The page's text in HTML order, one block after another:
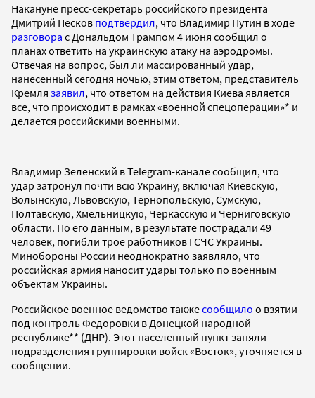
Накануне пресс-секретарь российского президента
Дмитрий Песков подтвердил, что Владимир Путин в ходе
разговора с Дональдом Трампом 4 июня сообщил о
планах ответить на украинскую атаку на аэродромы.
Отвечая на вопрос, был ли массированный удар,
нанесенный сегодня ночью, этим ответом, представитель
Кремля заявил, что ответом на действия Киева является
все, что происходит в рамках «военной спецоперации»* и
делается российскими военными.
Владимир Зеленский в Telegram-канале сообщил, что
удар затронул почти всю Украину, включая Киевскую,
Волынскую, Львовскую, Тернопольскую, Сумскую,
Полтавскую, Хмельницкую, Черкасскую и Черниговскую
области. По его данным, в результате пострадали 49
человек, погибли трое работников ГСЧС Украины.
Минобороны России неоднократно заявляло, что
российская армия наносит удары только по военным
объектам Украины.
Российское военное ведомство такжесообщило о взятии
под контроль Федоровки в Донецкой народной
республике** (ДНР). Этот населенный пункт заняли
подразделения группировки войск «Восток», уточняется в
сообщении.